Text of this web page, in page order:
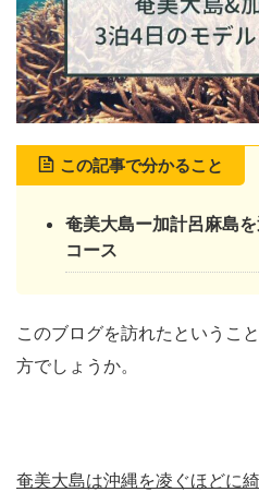
この記事で分かること
奄美大島ー加計呂麻島
コース
このブログを訪れたというこ
方でしょうか。
奄美大島は沖縄を凌ぐほどに